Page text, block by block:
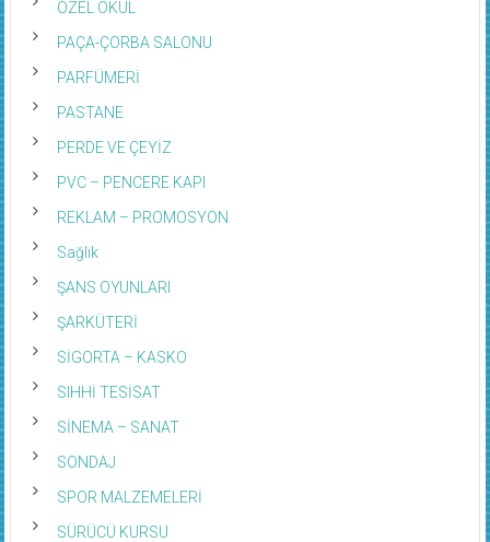
ÖZEL OKUL
PAÇA-ÇORBA SALONU
PARFÜMERİ
PASTANE
PERDE VE ÇEYİZ
PVC – PENCERE KAPI
REKLAM – PROMOSYON
Sağlık
ŞANS OYUNLARI
ŞARKÜTERİ
SİGORTA – KASKO
SIHHİ TESİSAT
SİNEMA – SANAT
SONDAJ
SPOR MALZEMELERİ
SÜRÜCÜ KURSU